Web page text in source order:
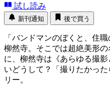
試し読み
新刊通知 後で買う
「バンドマンのぼくと、住
柳然寺。そこでは超絶美形
に、柳然寺は《あらゆる撮
いどうして？「撮りたかっ
リー。